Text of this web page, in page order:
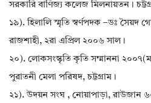
সরকারি বাণিজ্য কলেজ মিলনায়তন।
১৯). হিলালি স্মৃতি স্বর্ণপদক –ডঃ সৈয়দ
রাজশাহী, ২রা এপ্রিল ২০০৬ সাল।
২০). লোকসংস্কৃতি কৃতি সম্মাননা
পুরাতনী মেলা পরিষদ, চট্টগ্রাম।
২১). উদয়ন সংঘ , নোয়াপাড়া, রাউজান